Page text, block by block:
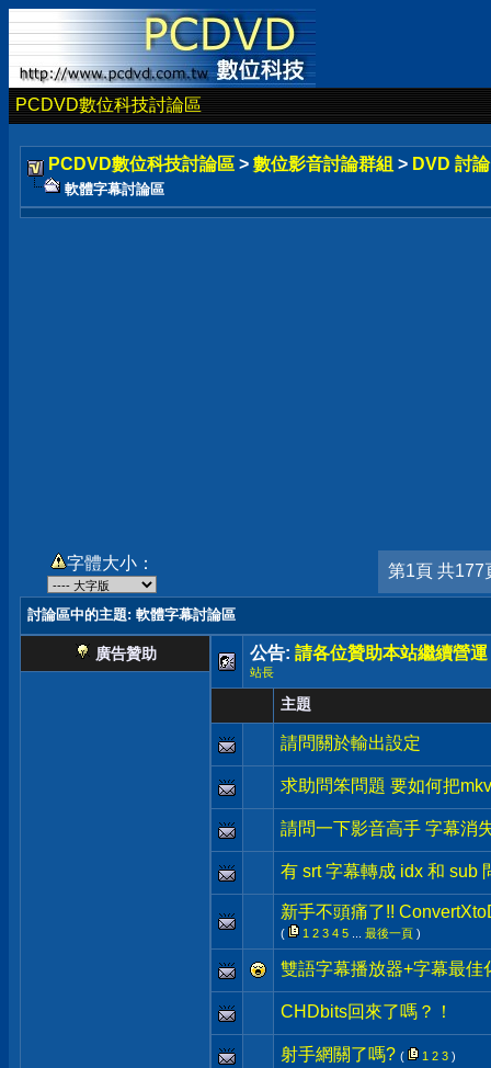
PCDVD數位科技討論區
PCDVD數位科技討論區 > 數位影音討論群組 > DVD 討
軟體字幕討論區
字體大小： 第1頁 共177
討論區中的主題: 軟體字幕討論區
廣告贊助 公告: 請各位贊助本站繼續營運
站長
主題
請問關於輸出設定
求助問笨問題 要如何把
請問一下影音高手 字幕消
有 srt 字幕轉成 idx 和 sub
新手不頭痛了!!
( 1 2 3 4 5 最後一頁 )
雙語字幕播放器+字幕最佳
CHDbits回來了嗎？！
射手網關了嗎? ( 1 2 3 )